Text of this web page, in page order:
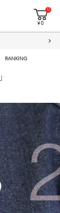
0
¥ 0
RANKING